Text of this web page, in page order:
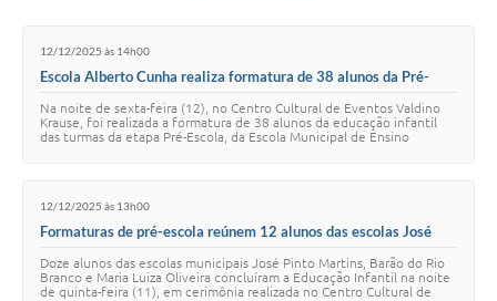
Links
SIC
12/12/2025 às 14h00
Escola Alberto Cunha realiza formatura de 38 alunos da Pré-
Na noite de sexta-feira (12), no Centro Cultural de Eventos Valdino
Krause, foi realizada a formatura de 38 alunos da educação infantil
das turmas da etapa Pré-Escola, da Escola Municipal de Ensino
12/12/2025 às 13h00
Formaturas de pré-escola reúnem 12 alunos das escolas José
Morro Redondo
Doze alunos das escolas municipais José Pinto Martins, Barão do Rio
Branco e Maria Luiza Oliveira concluíram a Educação Infantil na noite
de quinta-feira (11), em cerimônia realizada no Centro Cultural de